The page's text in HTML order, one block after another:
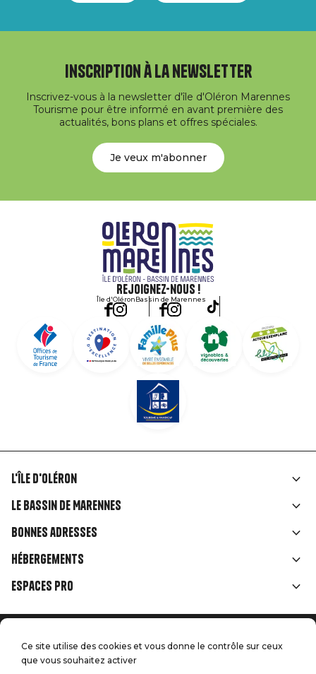
Inscription à la newsletter
Inscrivez-vous à la newsletter d'île d'Oléron Marennes
Tourisme pour être informé en avant première des
actualités, bons plans et offres spéciales.
Je veux m'abonner
Rejoignez-nous !
Île d'OléronBassin de Marennes
Liens
rubriques
L'île d'Oléron
Le Bassin de Marennes
Bonnes adresses
Hébergements
Espaces Pro
Menu
Accueil
Mentions légales
Presse
Ce site utilise des cookies et vous donne le contrôle sur ceux
que vous souhaitez activer